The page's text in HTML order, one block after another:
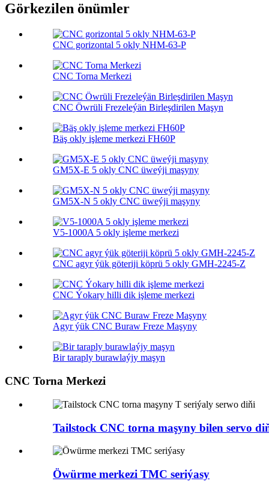
Görkezilen önümler
CNC gorizontal 5 okly NHM-63-P
CNC Torna Merkezi
CNC Öwrüli Frezeleýän Birleşdirilen Maşyn
Bäş okly işleme merkezi FH60P
GM5X-E 5 okly CNC üweýji maşyny
GM5X-N 5 okly CNC üweýji maşyny
V5-1000A 5 okly işleme merkezi
CNC agyr ýük göteriji köprü 5 okly GMH-2245-Z
CNC Ýokary hilli dik işleme merkezi
Agyr ýük CNC Buraw Freze Maşyny
Bir taraply burawlaýjy maşyn
CNC Torna Merkezi
Tailstock CNC torna maşyny bilen servo
Öwürme merkezi TMC seriýasy